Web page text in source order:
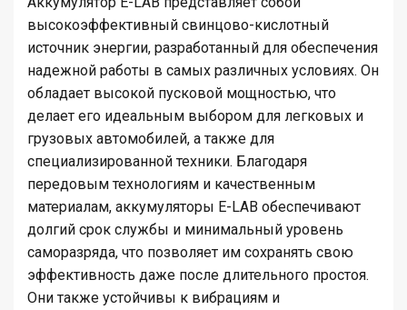
высокоэффективный свинцово-кислотный
источник энергии, разработанный для обеспечения
надежной работы в самых различных условиях. Он
обладает высокой пусковой мощностью, что
делает его идеальным выбором для легковых и
грузовых автомобилей, а также для
специализированной техники. Благодаря
передовым технологиям и качественным
материалам, аккумуляторы E-LAB обеспечивают
долгий срок службы и минимальный уровень
саморазряда, что позволяет им сохранять свою
эффективность даже после длительного простоя.
Они также устойчивы к вибрациям и